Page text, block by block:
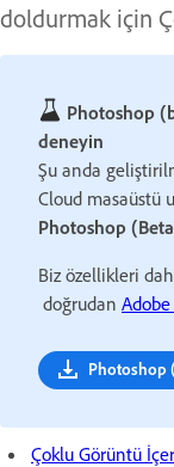
doldurmak için
Photoshop
deneyin
Şu anda
Cloud masaüstü
Photoshop
Biz özellikleri
doğrudan
Photoshop
Çoklu Görüntü